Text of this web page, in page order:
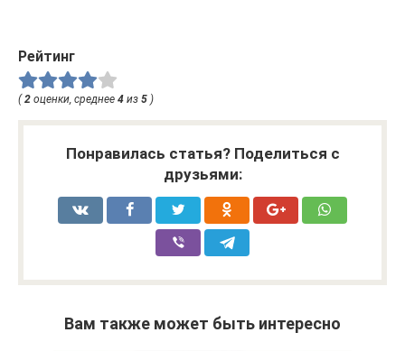
Рейтинг
(2 оценки, среднее 4 из 5 )
Понравилась статья? Поделиться с
друзьями:
Вам также может быть интересно